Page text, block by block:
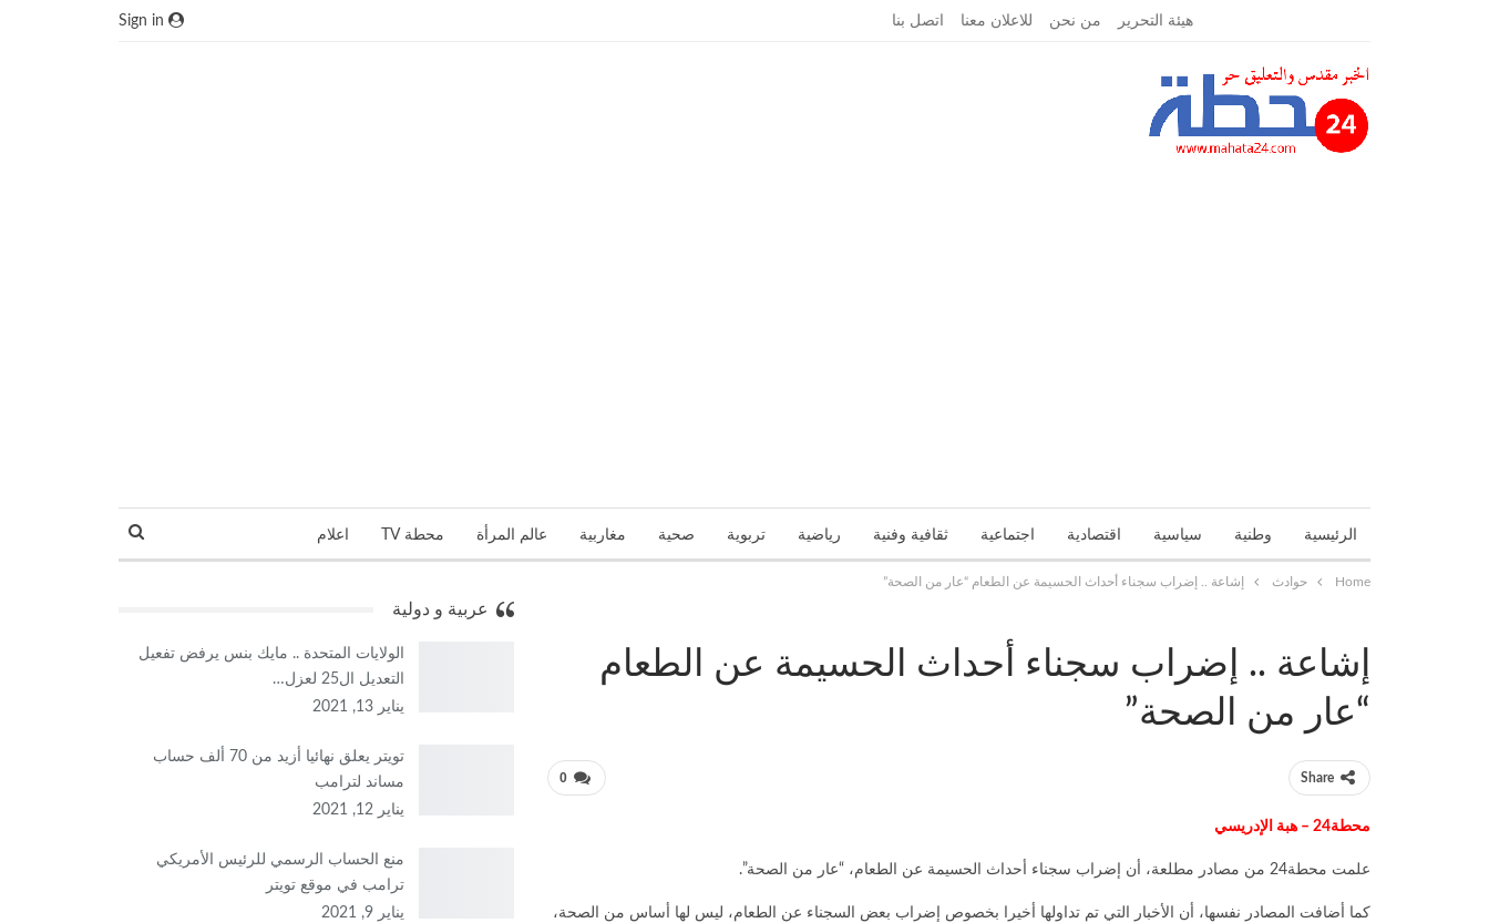
هيئة التحرير من نحن للاعلان معنا اتصل بنا
الرئيسية وطنية سياسية اقتصادية اجتماعية ثقافية وفنية رياضية تربوية صحية مغاربية عالم المرأة محطة TV اعلام
تحقيقات واستطلاعات جهوية حوادث حوارات وتقارير زاوية الرأي Home حوادث إشاعة .. إضراب سجناء أحداث الحسيمة عن الطعام “عار من الصحة”
إشاعة .. إضراب سجناء أحداث الحسيمة عن الطعام
“عار من الصحة”
0 Share
محطة24 – هبة الإدريسي
علمت محطة24 من مصادر مطلعة، أن إضراب سجناء أحداث الحسيمة عن الطعام، “عار من الصحة”.
كما أضافت المصادر نفسها، أن الأخبار التي تم تداولها أخيرا بخصوص إضراب بعض السجناء عن الطعام، ليس لها أساس من الصحة،
عربية و دولية
الولايات المتحدة .. مايك بنس يرفض تفعيل
التعديل ال25 لعزل…
يناير 13, 2021
تويتر يعلق نهائيا أزيد من 70 ألف حساب
مساند لترامب
يناير 12, 2021
منع الحساب الرسمي للرئيس الأمريكي
ترامب في موقع تويتر
يناير 9, 2021